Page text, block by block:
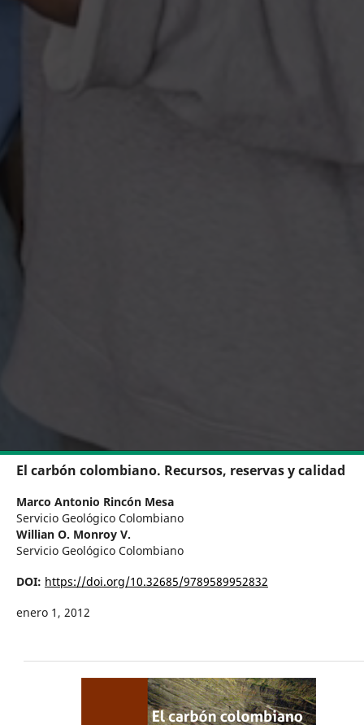
El carbón colombiano. Recursos, reservas y calidad
Marco Antonio Rincón Mesa
Servicio Geológico Colombiano
Willian O. Monroy V.
Servicio Geológico Colombiano
DOI: https://doi.org/10.32685/9789589952832
enero 1, 2012